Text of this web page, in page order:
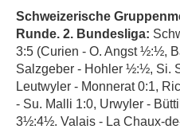
Schweizerische
Runde. 2. Bundesliga:
3:5 (Curien - O. Angst ½:½,
Salzgeber - Hohler ½:½, Si.
Leutwyler - Monnerat 0:1,
- Su. Malli 1:0, Urwyler -
3½:4½. Valais - La Chaux-